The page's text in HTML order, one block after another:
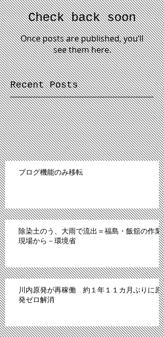
Check back soon
Once posts are published, you’ll
see them here.
Recent Posts
ブログ機能のみ移転
除染土のう、大雨で流出＝福島・飯舘の作業
現場から－環境省
川内原発が再稼働 約１年１１カ月ぶりに原
発ゼロ解消